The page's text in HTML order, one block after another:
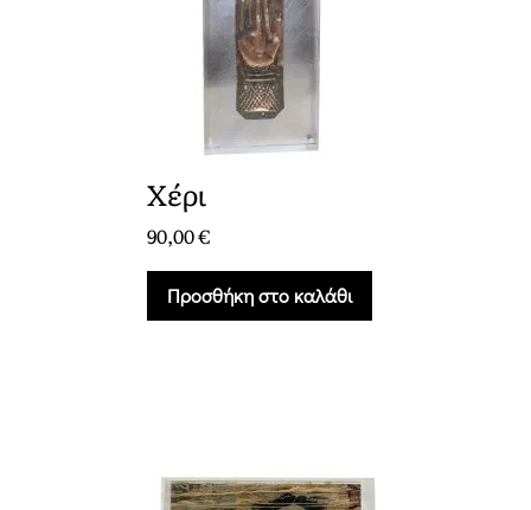
Χέρι
90,00€
Προσθήκη στο καλάθι